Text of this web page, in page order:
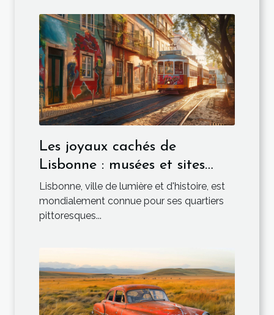
Les joyaux cachés de
Lisbonne : musées et sites
moins connus
Lisbonne, ville de lumière et d'histoire, est
mondialement connue pour ses quartiers
pittoresques...